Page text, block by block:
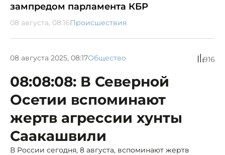
зампредом парламента КБР
08 августа, 08:16Происшествия
08 августа 2025, 08:17Общество 916
08:08:08: В Северной
Осетии вспоминают
жертв агрессии хунты
Саакашвили
В России сегодня, 8 августа, вспоминают жертв